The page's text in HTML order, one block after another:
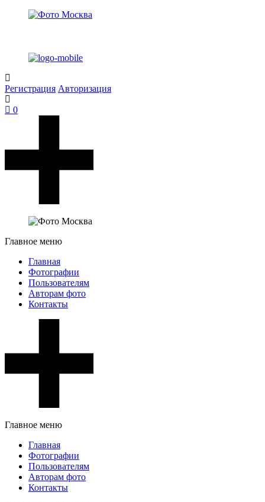
Регистрация Авторизация
0
Главное меню
Главная
Фотографии
Пользователям
Авторам фото
Контакты
Главное меню
Главная
Фотографии
Пользователям
Авторам фото
Контакты